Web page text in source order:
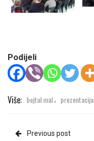
Podijeli
Više: bejtul mal, prezentacija
Previous post